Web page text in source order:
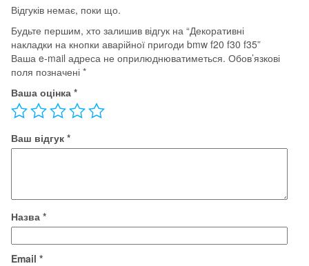
кількість
Відгуків немає, поки що.
Будьте першим, хто залишив відгук на “Декоративні
накладки на кнопки аварійної пригоди bmw f20 f30 f35”
Ваша e-mail адреса не оприлюднюватиметься. Обов’язкові
поля позначені *
Ваша оцінка *
Ваш відгук *
Назва *
Email *